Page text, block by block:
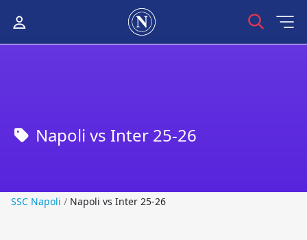
Napoli vs Inter 25-26
SSC Napoli SSC Napoli
/ Napoli vs Inter 25-26